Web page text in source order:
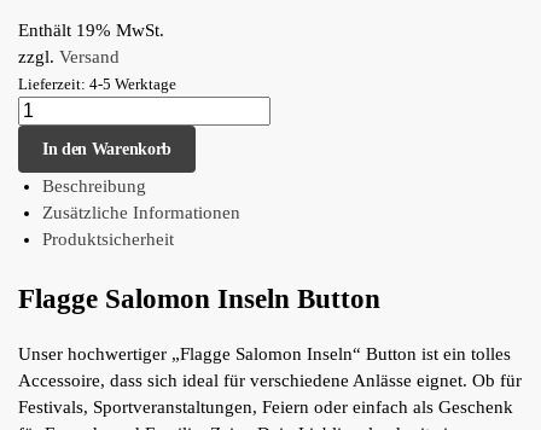
Enthält 19% MwSt.
zzgl. Versand
Lieferzeit: 4-5 Werktage
In den Warenkorb
Beschreibung
Zusätzliche Informationen
Produktsicherheit
Flagge Salomon Inseln Button
Unser hochwertiger „Flagge Salomon Inseln“ Button ist ein tolles
Accessoire, dass sich ideal für verschiedene Anlässe eignet. Ob für
Festivals, Sportveranstaltungen, Feiern oder einfach als Geschenk